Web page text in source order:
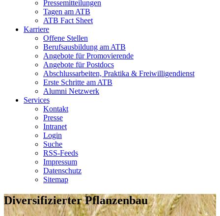
Pressemitteilungen
Tagen am ATB
ATB Fact Sheet
Karriere
Offene Stellen
Berufsausbildung am ATB
Angebote für Promovierende
Angebote für Postdocs
Abschlussarbeiten, Praktika & Freiwilligendienst
Erste Schritte am ATB
Alumni Netzwerk
Services
Kontakt
Presse
Intranet
Login
Suche
RSS-Feeds
Impressum
Datenschutz
Sitemap
Diversifizierter Pflanzenbau